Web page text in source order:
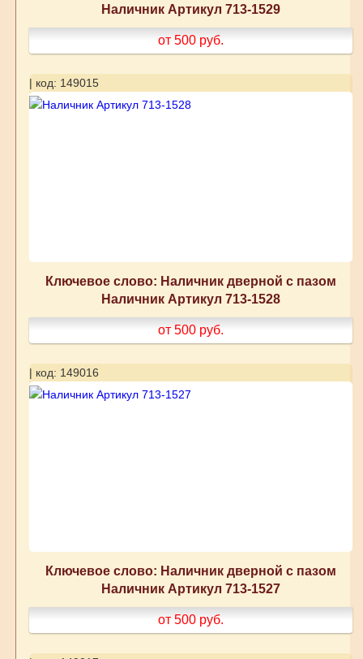
Наличник Артикул 713-1529
от 500 руб.
| код: 149015
Ключевое слово: Наличник дверной с пазом
Наличник Артикул 713-1528
от 500 руб.
| код: 149016
Ключевое слово: Наличник дверной с пазом
Наличник Артикул 713-1527
от 500 руб.